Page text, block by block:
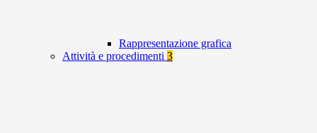
Rappresentazione grafica
Attività e procedimenti 3